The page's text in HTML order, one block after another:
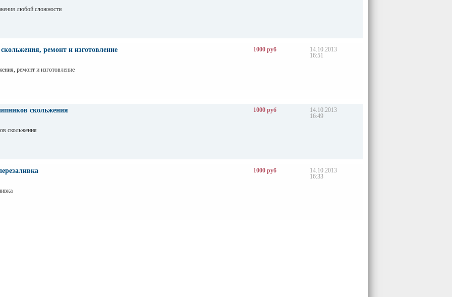
любой сложности
ремонт и изготовление
ремонт и изготовление
14.10.2013
16:51
1000 руб
скольжения
скольжения
14.10.2013
16:49
1000 руб
14.10.2013
16:33
1000 руб